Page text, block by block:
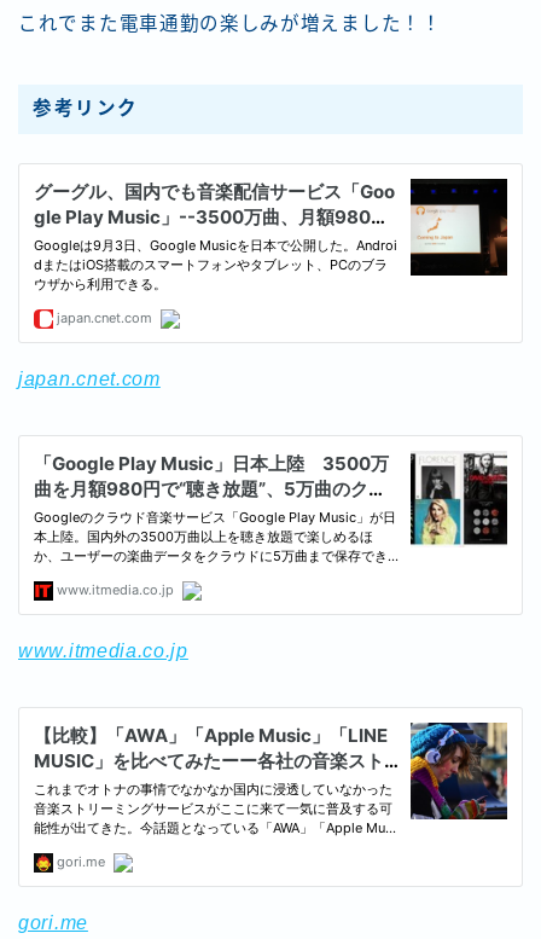
これでまた電車通勤の楽しみが増えました！！
参考リンク
japan.cnet.com
www.itmedia.co.jp
gori.me